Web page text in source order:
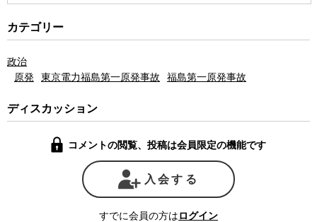
にあるため、完全に独立した行政機関とは言えないが、とは言え国
家行政組織法3条に基づく、いわゆる3条委員会であり、政府からの
一定の独立性が保障されていることになっている。
そもそも原子力規制委員会は、事故前の原発の安全性が「原子力
安全・保安院」と呼ばれる経済産業省の一部局によって審査されて
じて原発の安全性を審査する一方で、エネルギー産業を所掌し、原
両方の機能を任されるという、本来はあり得ない体制の上に日本の
原発は運営されていたために、結果的に、絶対に事故を起こしては
ならないはずの原発の安全基準が、極めて杜撰なものとなり、人類
史上最悪の原発事故を引き起こしてしまったというのが、その反省
カテゴリー
政治
原発
東京電力福島第一原発事故 福島第一原発事故
ディスカッション
コメントの閲覧、投稿は会員限定の機能です
入会する
すでに会員の方は ログイン